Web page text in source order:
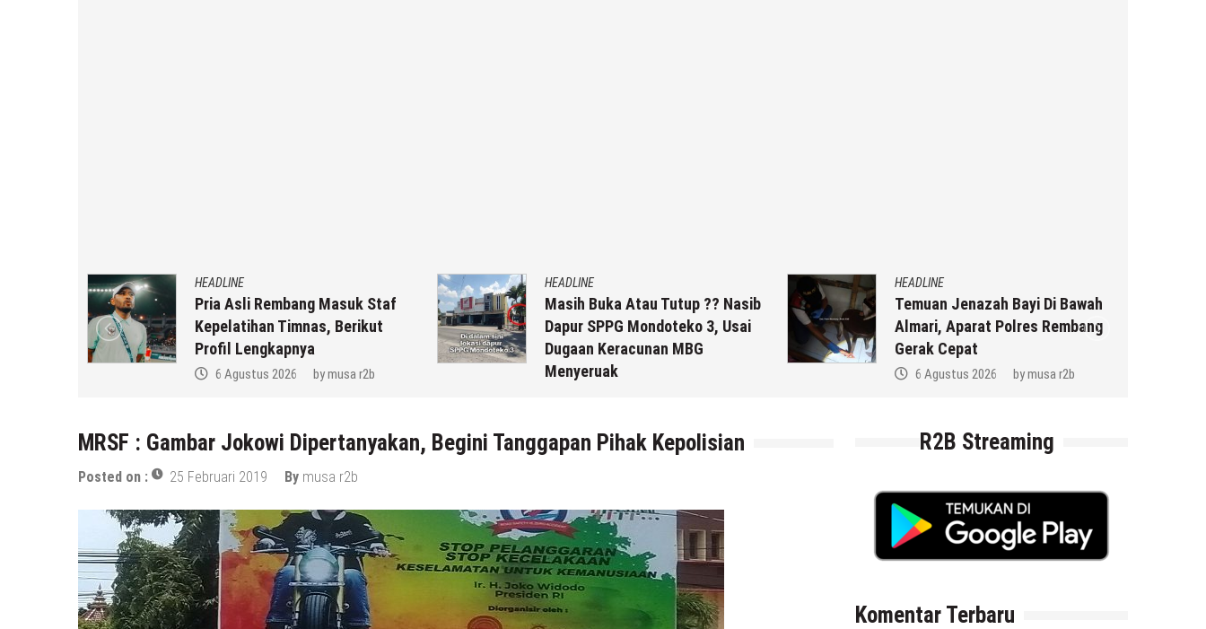
HEADLINE
Pria Asli Rembang Masuk Staf
Kepelatihan Timnas, Berikut
Profil Lengkapnya
6 Agustus 2026 bymusa r2b
HEADLINE
Masih Buka Atau Tutup ?? Nasib
Dapur SPPG Mondoteko 3, Usai
Dugaan Keracunan MBG
Menyeruak
HEADLINE
Temuan Jenazah Bayi Di Bawah
Almari, Aparat Polres Rembang
Gerak Cepat
6 Agustus 2026 bymusa r2b
MRSF : Gambar Jokowi Dipertanyakan, Begini Tanggapan Pihak Kepolisian
Posted on : 25 Februari 2019 By musa r2b
R2B Streaming
Komentar Terbaru